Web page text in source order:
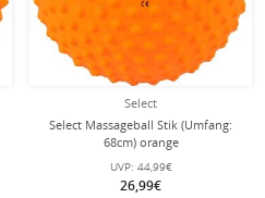
Select
Select Massageball Stik (Umfang:
68cm) orange
UVP: 44,99€
26,99€